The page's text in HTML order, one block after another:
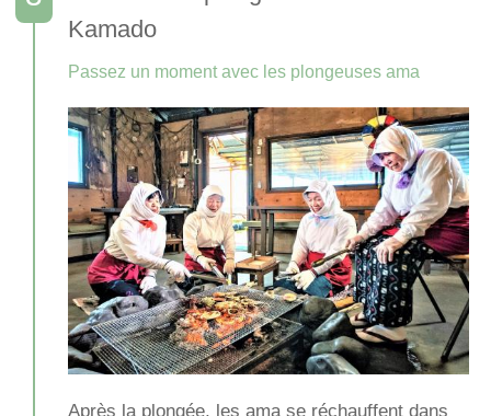
Kamado
Passez un moment avec les plongeuses ama
Après la plongée, les ama se réchauffent dans